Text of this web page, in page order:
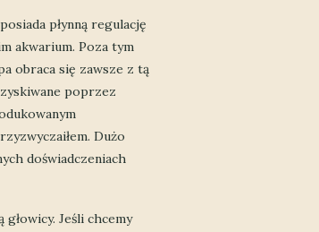
płynną regulację
akwarium. Poza tym
obraca się zawsze z tą
poprzez
Dużo
doświadczeniach
Jeśli chcemy